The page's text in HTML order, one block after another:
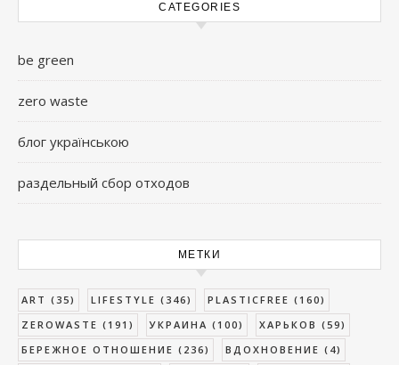
CATEGORIES
be green
zero waste
блог українською
раздельный сбор отходов
МЕТКИ
ART (35) LIFESTYLE (346) PLASTICFREE (160)
ZEROWASTE (191) УКРАИНА (100) ХАРЬКОВ (59)
БЕРЕЖНОЕ ОТНОШЕНИЕ (236) ВДОХНОВЕНИЕ (4)